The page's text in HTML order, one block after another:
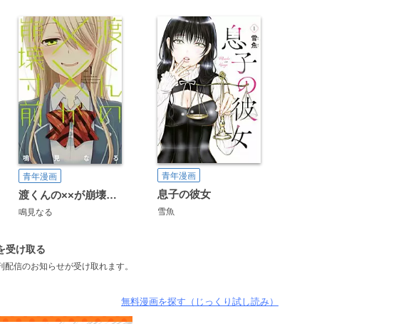
青年漫画
渡くんの××が崩壊寸前
鳴見なる
青年漫画
息子の彼女
雪魚
受け取る
信のお知らせが受け取れます。
無料漫画を探す（じっくり試し読み）